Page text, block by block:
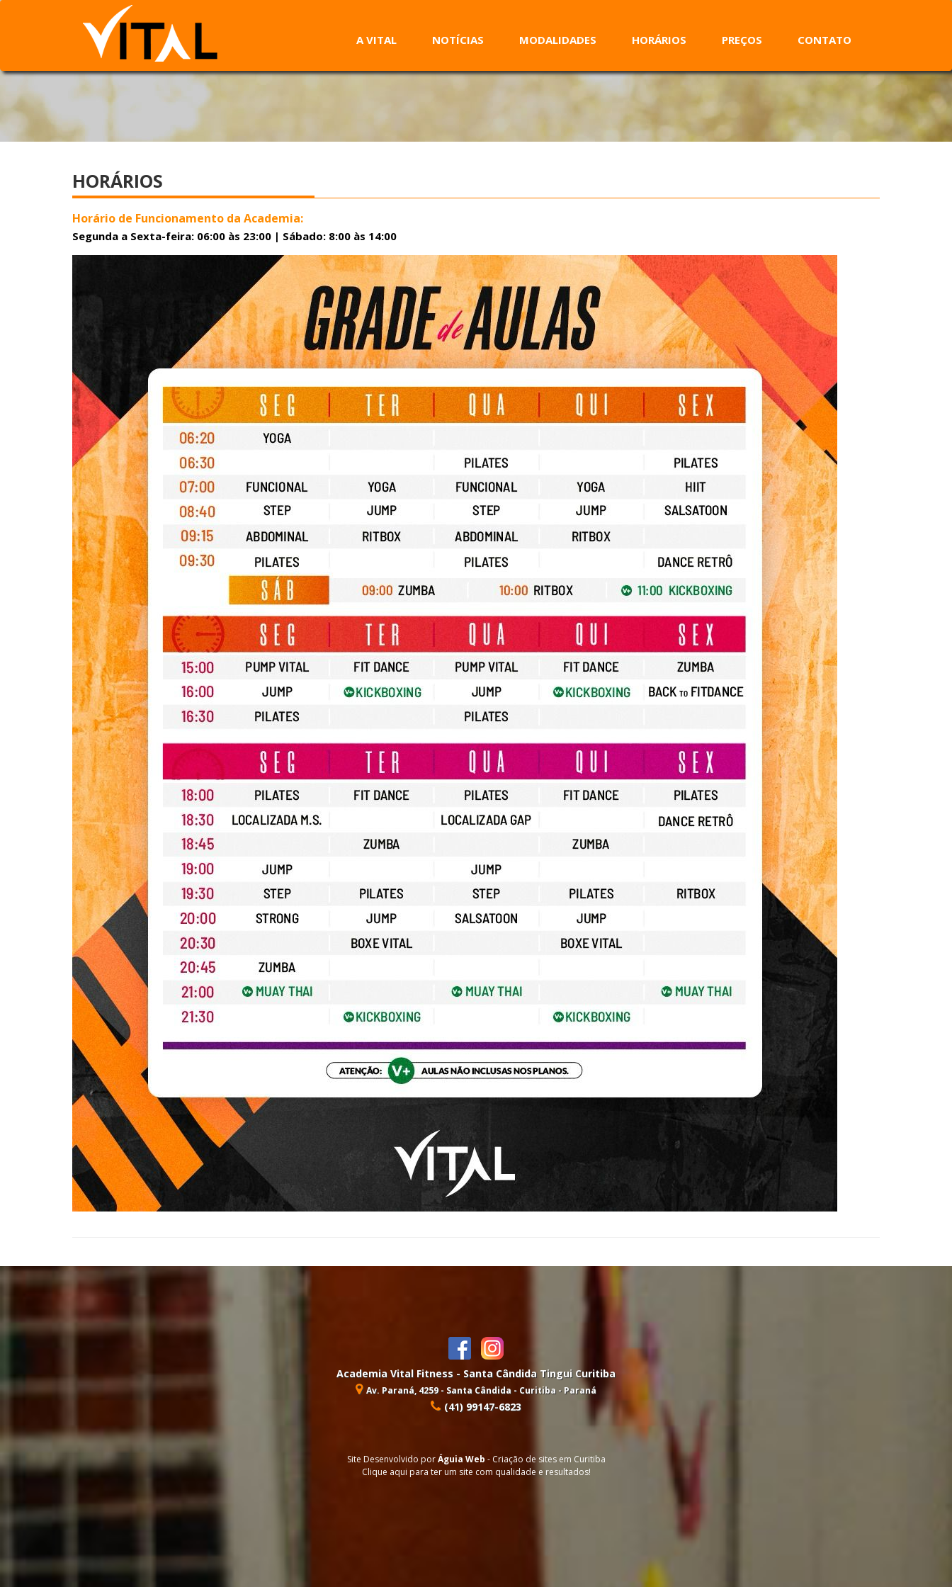
A VITAL NOTÍCIAS MODALIDADES HORÁRIOS PREÇOS CONTATO
HORÁRIOS
Horário de Funcionamento da Academia:
Segunda a Sexta-feira: 06:00 às 23:00 | Sábado: 8:00 às 14:00
Academia Vital Fitness - Santa Cândida Tingui Curitiba
Av. Paraná, 4259 - Santa Cândida - Curitiba - Paraná
(41) 99147-6823
Site Desenvolvido porÁguia Web - Criação de sites em Curitiba
Clique aqui para ter um site com qualidade e resultados!